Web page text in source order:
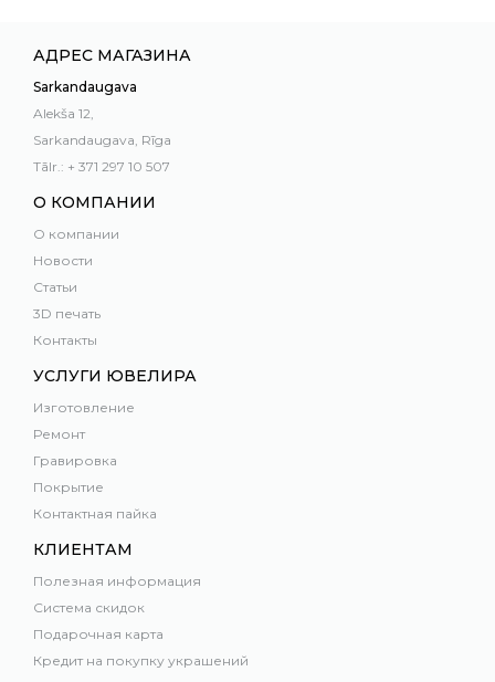
АДРЕС МАГАЗИНА
Sarkandaugava
Alekša 12,
Sarkandaugava, Rīga
Tālr.: + 371 297 10 507
О КОМПАНИИ
О компании
Новости
Статьи
3D печать
Контакты
УСЛУГИ ЮВЕЛИРА
Изготовление
Ремонт
Гравировка
Покрытие
Контактная пайка
КЛИЕНТАМ
Полезная информация
Система скидок
Подарочная карта
Кредит на покупку украшений